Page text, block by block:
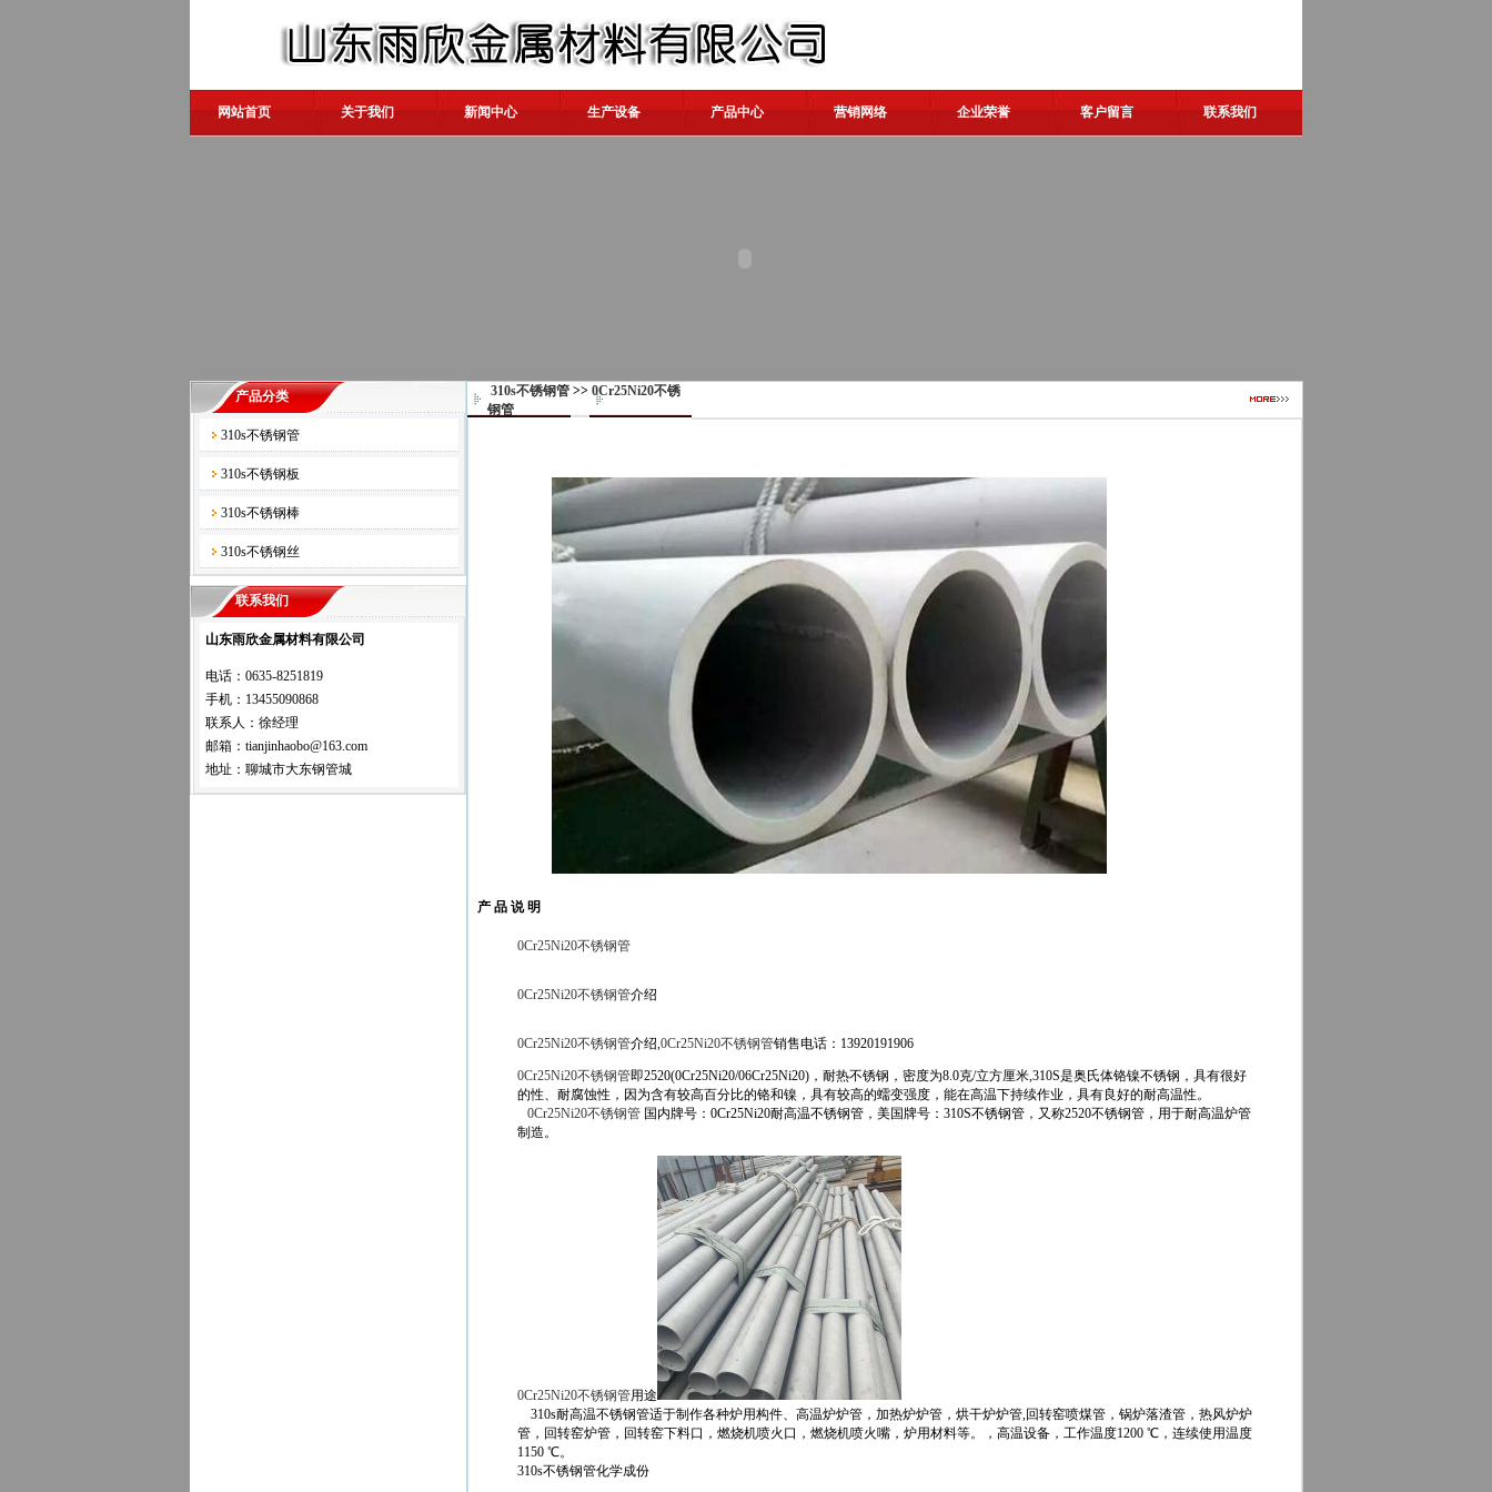
网站首页 关于我们 新闻中心 生产设备 产品中心 营销网络 企业荣誉 客户留言 联系我们
产品分类
310s不锈钢管
310s不锈钢板
310s不锈钢棒
310s不锈钢丝
联系我们
山东雨欣金属材料有限公司
电话：0635-8251819
手机：13455090868
联系人：徐经理
邮箱：tianjinhaobo@163.com
地址：聊城市大东钢管城
310s不锈钢管>> 0Cr25Ni20不锈
钢管
产 品 说 明
0Cr25Ni20不锈钢管
0Cr25Ni20不锈钢管介绍
0Cr25Ni20不锈钢管介绍,0Cr25Ni20不锈钢管销售电话：13920191906
0Cr25Ni20不锈钢管即2520(0Cr25Ni20/06Cr25Ni20)，耐热不锈钢，密度为8.0克/立方厘米,310S是奥氏体铬镍不锈钢，具有很好
的性、耐腐蚀性，因为含有较高百分比的铬和镍，具有较高的蠕变强度，能在高温下持续作业，具有良好的耐高温性。
0Cr25Ni20不锈钢管国内牌号：0Cr25Ni20耐高温不锈钢管，美国牌号：310S不锈钢管，又称2520不锈钢管，用于耐高温炉管
制造。
0Cr25Ni20不锈钢管用途
310s耐高温不锈钢管适于制作各种炉用构件、高温炉炉管，加热炉炉管，烘干炉炉管,回转窑喷煤管，锅炉落渣管，热风炉炉
管，回转窑炉管，回转窑下料口，燃烧机喷火口，燃烧机喷火嘴，炉用材料等。，高温设备，工作温度1200 ℃，连续使用温度
1150 ℃。
310s不锈钢管化学成份